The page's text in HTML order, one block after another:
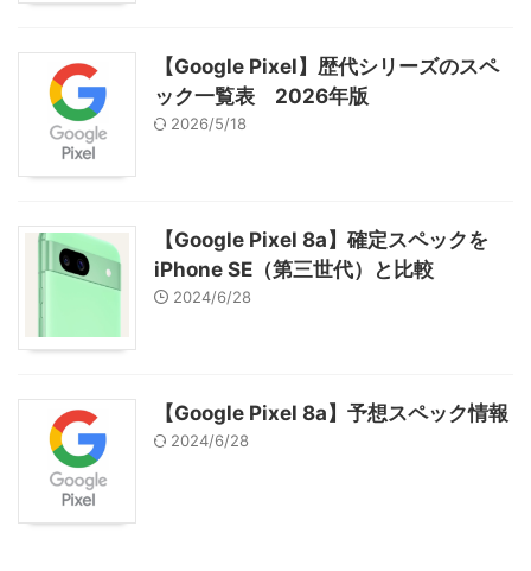
【Google Pixel】歴代シリーズのスペ
ック一覧表 2026年版
2026/5/18
【Google Pixel 8a】確定スペックを
iPhone SE（第三世代）と比較
2024/6/28
【Google Pixel 8a】予想スペック情報
2024/6/28